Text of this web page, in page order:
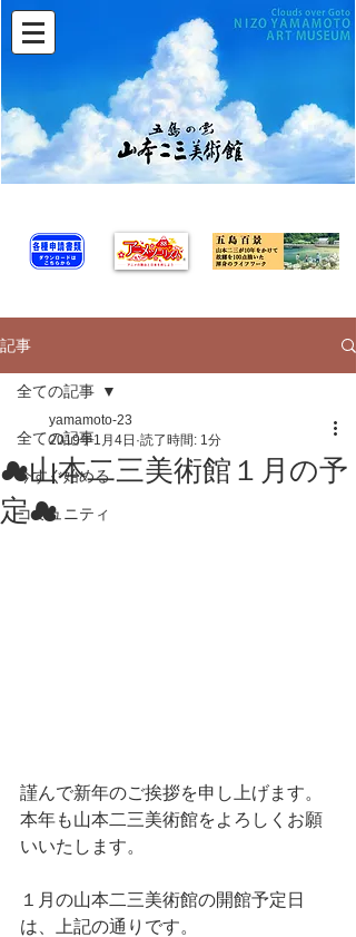
記事
全ての記事
今すぐ始める
コミュニティ
全ての記事
☁山本二三美術館１月の予
定☁
yamamoto-23
2019年1月4日 読了時間: 1分
謹んで新年のご挨拶を申し上げます。
本年も山本二三美術館をよろしくお願
いいたします。
１月の山本二三美術館の開館予定日
は、上記の通りです。